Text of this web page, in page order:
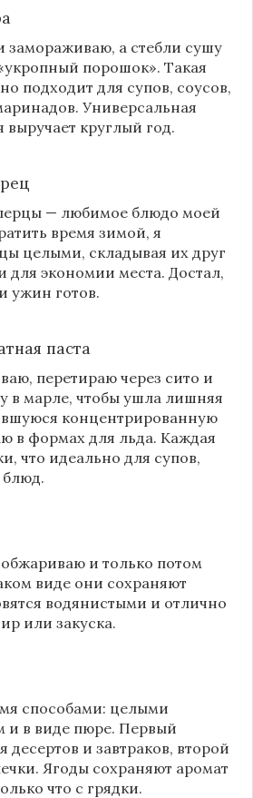
замораживаю, а стебли сушу
порошок». Такая
подходит для супов, соусов,
Универсальная
выручает круглый год.
— любимое блюдо моей
время зимой, я
целыми, складывая их друг
для экономии места. Достал,
ужин готов.
паста
перетираю через сито и
в марле, чтобы ушла лишняя
концентрированную
в формах для льда. Каждая
что идеально для супов,
блюд.
и только потом
виде они сохраняют
водянистыми и отлично
или закуска.
способами: целыми
и в виде пюре. Первый
десертов и завтраков, второй
Ягоды сохраняют аромат
что с грядки.